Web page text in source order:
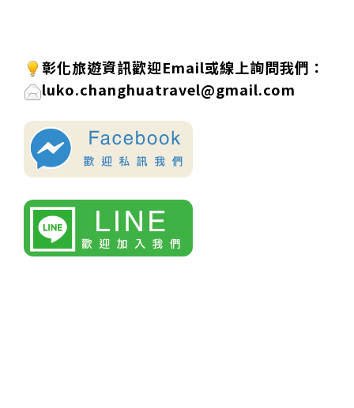
彰化旅遊資訊歡迎Email或線上詢問我們 ：
luko.changhuatravel@gmail.com